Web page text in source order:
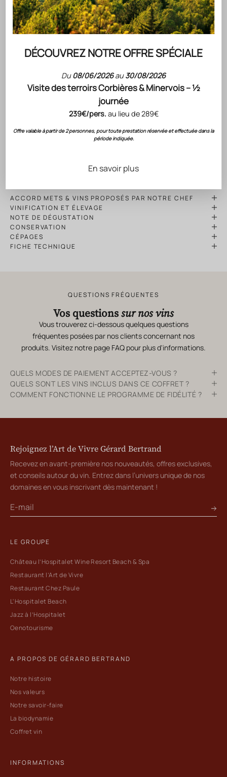
DÉCOUVREZ NOTRE OFFRE SPÉCIALE
Du08/06/2026au30/08/2026
Visite des terroirs Corbières & Minervois – ½
journée
239€/pers. au lieu de 289€
Offre valable à partir de 2 personnes, pour toute prestation réservée et effectuée dans la
période indiquée.
En savoir plus
Quels sont les bénéfices de l'agriculture biodynamique
certifiée Demeter pour ce vin ?
DESCRIPTION DU VIN
Un des domaines situés les plus en altitude du Languedoc
Un terroir (sol et climat) se rapprochant de celui de la
certifié Demeter depuis le millésime 2018.
ACCORD METS & VINS PROPOSÉS PAR NOTRE CHEF
VINIFICATION ET ÉLEVAGE
NOTE DE DÉGUSTATION
CONSERVATION
CÉPAGES
FICHE TECHNIQUE
QUESTIONS FRÉQUENTES
Vos questionssur nos vins
Vous trouverez ci-dessous quelques questions
fréquentes posées par nos clients concernant nos
produits. Visitez notre page FAQ pour plus d'informations.
QUELS MODES DE PAIEMENT ACCEPTEZ-VOUS ?
QUELS SONT LES VINS INCLUS DANS CE COFFRET ?
COMMENT FONCTIONNE LE PROGRAMME DE FIDÉLITÉ ?
Rejoignez l’Art de Vivre Gérard Bertrand
Recevez en avant-première nos nouveautés, offres exclusives,
et conseils autour du vin. Entrez dans l’univers unique de nos
domaines en vous inscrivant dès maintenant !
LE GROUPE
Château l’Hospitalet Wine Resort Beach & Spa
Restaurant l’Art de Vivre
Restaurant Chez Paule
L'Hospitalet Beach
Jazz à l’Hospitalet
Oenotourisme
A PROPOS DE GÉRARD BERTRAND
Notre histoire
Nos valeurs
Notre savoir-faire
La biodynamie
Coffret vin
INFORMATIONS